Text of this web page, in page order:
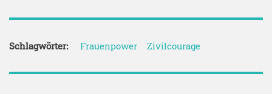
Schlagwörter: Frauenpower Zivilcourage